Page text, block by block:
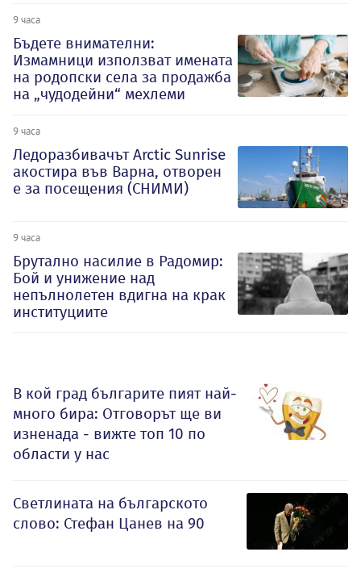
9 часа
Бъдете внимателни:
Измамници използват имената
на родопски села за продажба
на „чудодейни“ мехлеми
9 часа
Ледоразбивачът Arctic Sunrise
акостира във Варна, отворен
е за посещения (СНИМИ)
9 часа
Брутално насилие в Радомир:
Бой и унижение над
непълнолетен вдигна на крак
институциите
В кой град българите пият най-
много бира: Отговорът ще ви
изненада - вижте топ 10 по
области у нас
Светлината на българското
слово: Стефан Цанев на 90